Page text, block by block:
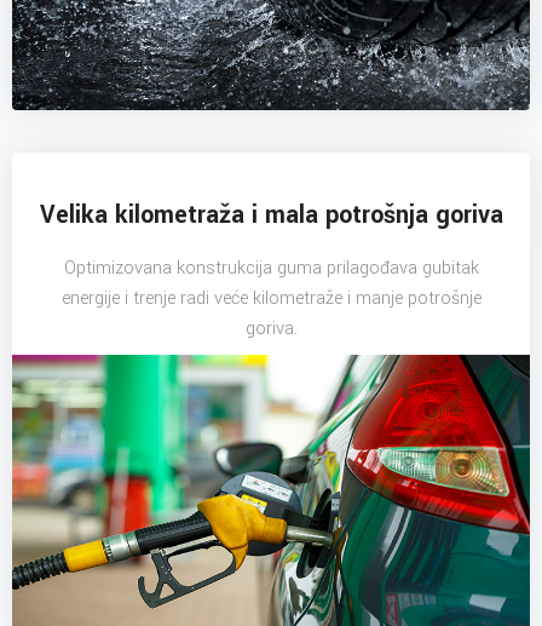
Velika kilometraža i mala potrošnja goriva
Optimizovana konstrukcija guma prilagođava gubitak
energije i trenje radi veće kilometraže i manje potrošnje
goriva.